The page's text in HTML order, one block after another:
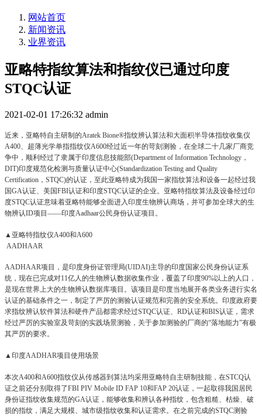
网站首页
新闻资讯
业界资讯
亚略特指纹算法和指纹仪已通过印度
STQC认证
2021-02-01 17:26:32 admin
近来，亚略特自主研制的Aratek Bione®指纹辨认算法和大面积半导体指纹收集仪
A400、超薄光学单指指纹仪A600经过近一年的苛刻测验，在全球二十几家厂商竞
争中，顺利经过了隶属于印度信息技能部(Department of Information Technology，
DIT)印度规范化检测与质量认证中心(Standardization Testing and Quality
Certification，STQC)的认证，至此亚略特成为我国一家指纹算法和设备一起经过我
国GA认证、美国FBI认证和印度STQC认证的企业。亚略特指纹算法及设备经过印
度STQC认证意味着亚略特能够全面进入印度生物辨认商场，并可参加全球大的生
物辨认ID项目——印度Aadhaar公民身份认证项目。
▲亚略特指纹仪A400和A600
AADHAAR
AADHAAR项目，是印度身份证管理局(UIDAI)主导的印度国家公民身份认证系
统，现在已完成对11亿人的生物辨认数据收集作业，覆盖了印度90%以上的人口，
是现在世界上大的生物辨认数据库项目。该项目是印度当地展开各类业务进行实名
认证的基础条件之一，制定了严厉的测验认证规范和完善的安全系统。印度政府要
求指纹辨认软件算法和硬件产品都需求经过STQC认证、RD认证和BIS认证，需求
经过严厉的实验室及苛刻的实践场景测验，关于参加测验的厂商的“落地能力”有极
其严厉的要求。
▲印度AADHAR项目使用场景
本次A400和A600指纹仪从传感器到算法均采用亚略特自主研制技能，在STCQ认
证之前还分别取得了FBI PIV Mobile ID FAP 10和FAP 20认证，一起取得我国居民
身份证指纹收集规范的GA认证，能够收集和辨认各种指纹，包含粗糙、枯燥、破
损的指纹，满足大规模、城市级指纹收集和认证需求。在之前完成的STQC测验